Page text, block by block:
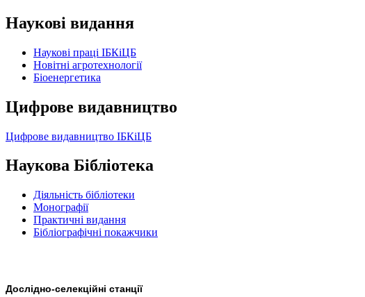
Наукові видання
Наукові праці ІБКіЦБ
Новітні агротехнології
Бiоенергетика
Цифрове видавництво
Цифрове видавництво ІБКіЦБ
Наукова Бібліотека
Діяльність бібліотеки
Монографії
Практичні видання
Бібліографічні покажчики
Дослідно-селекційні станції